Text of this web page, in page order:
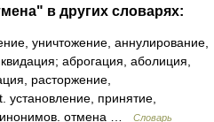
в других словарях:
уничтожение, аннулирование,
аброгация, аболиция,
расторжение,
установление, принятие,
отмена …
Словарь